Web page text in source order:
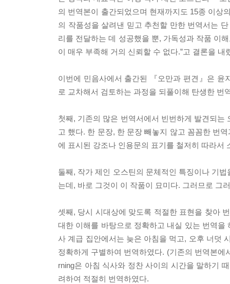
의 번역본이 출간되었으며 현재까지도 15종 이상
의 작품성을 살려낸 믿고 추천할 만한 번역서는
리를 전달하는 데 성공했을 뿐, 가독성과 작품 이
이 매우 부족해 거의 신뢰할 수 없다.”고 결론을 내
이번에 민음사에서 출간된 『오만과 편견』은
로 교차해서 검토하는 과정을 되풀이해 탄생한
첫째, 기존의 많은 번역서에서 빈번하게 발견되
고 했다. 한 문장, 한 문장 빼놓지 않고 꼼꼼한 번
에 표시된 강조나 인용문의 표기를 철저히 따라서
둘째, 작가 제인 오스틴의 문체적인 특징이나 기
는데, 바로 그것이 이 작품이 묘미다. 그러므로 그
셋째, 당시 시대상에 맞도록 적절한 표현을 찾아
대한 이해를 바탕으로 정확하고 내실 있는 번역
사 계급 집안에서는 늦은 아침을 먹고, 오후 너덧
정확하게 구별하여 번역하였다. (기존의 번역본에
rning은 아침 식사와 정찬 사이의 시간을 말하기
려하여 적절히 번역하였다.